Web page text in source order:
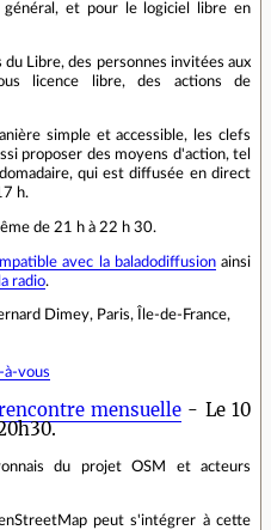
et pour le logiciel libre en
Libre, des personnes invitées aux
licence libre, des actions de
simple et accessible, les clefs
proposer des moyens d'action, tel
qui est diffusée en direct
h.
de 21 h à 22 h 30.
avec la baladodiffusionainsi
radio.
Dimey, Paris, Île-de-France,
à-vous
mensuelle - Le 10
du projet OSM et acteurs
peut s'intégrer à cette